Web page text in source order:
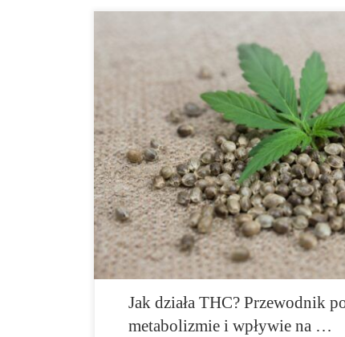
Co to jest THC? Kompletny przewodnik po
Wprowadzenie THC jest jednym z najbardziej
występujących w konopiach i jednocześnie
ogromne zainteresowanie naukowców, lekarzy,
THC pochodzi od nazwy tetrahydrokannabinol i
obecnego przede […]
Jak działa THC? Przewodnik
metabolizmie i wpływie na …